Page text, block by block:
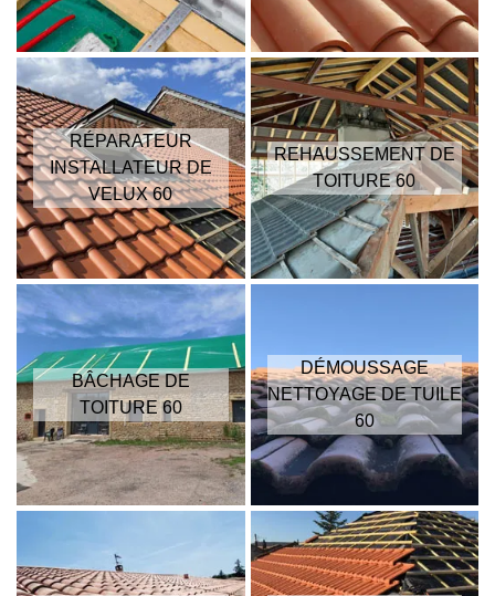
RÉPARATEUR
INSTALLATEUR DE
VELUX 60
REHAUSSEMENT DE
TOITURE 60
BÂCHAGE DE
TOITURE 60
DÉMOUSSAGE
NETTOYAGE DE TUILE
60